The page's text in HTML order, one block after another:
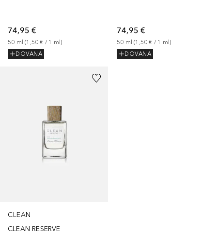
74,95 €
50 ml (1,50 € / 1 ml)
DOVANA
74,95 €
50 ml (1,50 € / 1 ml)
DOVANA
CLEAN
CLEAN RESERVE